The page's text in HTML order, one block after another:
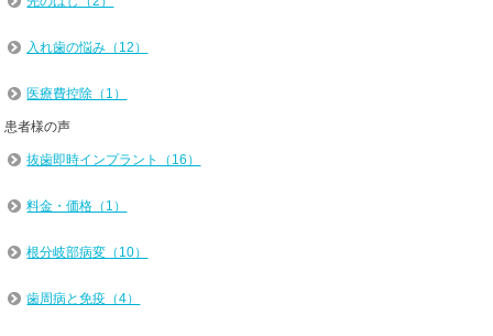
入れ歯の悩み（12）
医療費控除（1）
患者様の声
抜歯即時インプラント（16）
料金・価格（1）
根分岐部病変（10）
歯周病と免疫（4）